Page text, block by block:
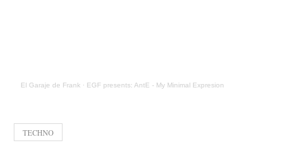
El Garaje de Frank · EGF presents: AntE - My Minimal Expresion
TECHNO